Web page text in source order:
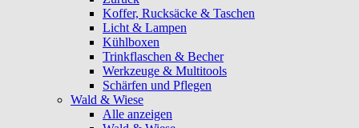
Koffer, Rucksäcke & Taschen
Licht & Lampen
Kühlboxen
Trinkflaschen & Becher
Werkzeuge & Multitools
Schärfen und Pflegen
Wald & Wiese
Alle anzeigen